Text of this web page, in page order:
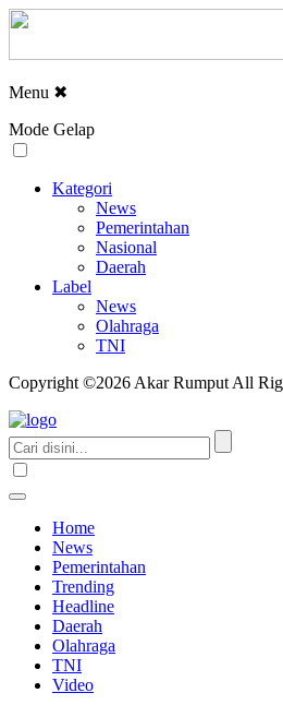
Menu ✖
Mode Gelap
Kategori
News
Pemerintahan
Nasional
Daerah
Label
News
Olahraga
TNI
Copyright ©2026 Akar Rumput All
Home
News
Pemerintahan
Trending
Headline
Daerah
Olahraga
TNI
Video